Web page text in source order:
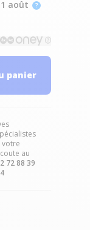
août
panier
votre
au
72 88 39